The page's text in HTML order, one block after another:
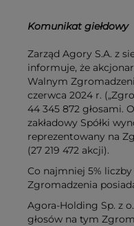
Komunikat giełdowy
Zarząd Agory S.A. z
informuje, że
Walnym
czerwca 2024 r.
44 345 872 głosami.
zakładowy Spółki
reprezentowany na
(27 219 472 akcji).
Co najmniej 5%
Zgromadzenia
Agora-Holding Sp. z
głosów na tym